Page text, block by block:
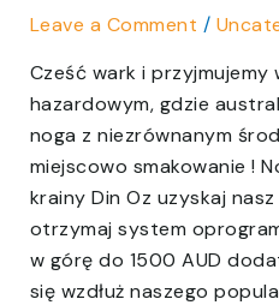
Leave a Comment /
Cześć wark i przyjmujemy
hazardowym, gdzie
noga z niezrównanym
miejscowo smakowanie !
krainy Din Oz uzyskaj
otrzymaj system
w górę do 1500 AUD
się wzdłuż naszego